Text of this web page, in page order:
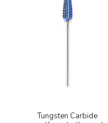
Tungsten Carbide